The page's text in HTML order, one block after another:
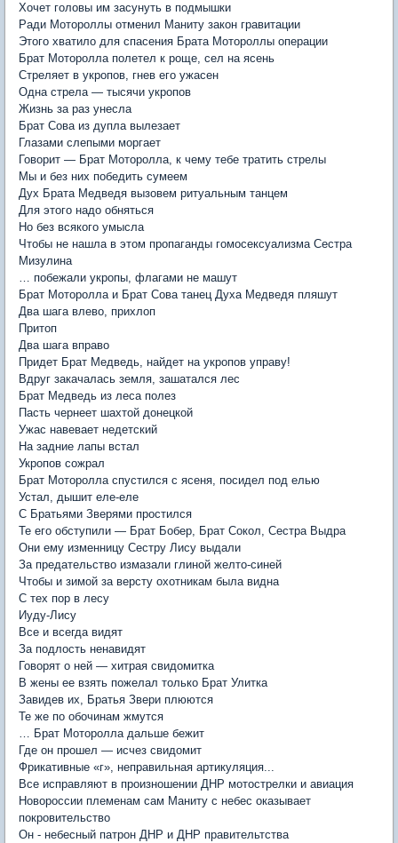
Хочет головы им засунуть в подмышки
Ради Мотороллы отменил Маниту закон гравитации
Этого хватило для спасения Брата Мотороллы операции
Брат Моторолла полетел к роще, сел на ясень
Стреляет в укропов, гнев его ужасен
Одна стрела — тысячи укропов
Жизнь за раз унесла
Брат Сова из дупла вылезает
Глазами слепыми моргает
Говорит — Брат Моторолла, к чему тебе тратить стрелы
Мы и без них победить сумеем
Дух Брата Медведя вызовем ритуальным танцем
Для этого надо обняться
Но без всякого умысла
Чтобы не нашла в этом пропаганды гомосексуализма Сестра
Мизулина
… побежали укропы, флагами не машут
Брат Моторолла и Брат Сова танец Духа Медведя пляшут
Два шага влево, прихлоп
Притоп
Два шага вправо
Придет Брат Медведь, найдет на укропов управу!
Вдруг закачалась земля, зашатался лес
Брат Медведь из леса полез
Пасть чернеет шахтой донецкой
Ужас навевает недетский
На задние лапы встал
Укропов сожрал
Брат Моторолла спустился с ясеня, посидел под елью
Устал, дышит еле-еле
С Братьями Зверями простился
Те его обступили — Брат Бобер, Брат Сокол, Сестра Выдра
Они ему изменницу Сестру Лису выдали
За предательство измазали глиной желто-синей
Чтобы и зимой за версту охотникам была видна
С тех пор в лесу
Иуду-Лису
Все и всегда видят
За подлость ненавидят
Говорят о ней — хитрая свидомитка
В жены ее взять пожелал только Брат Улитка
Завидев их, Братья Звери плюются
Те же по обочинам жмутся
… Брат Моторолла дальше бежит
Где он прошел — исчез свидомит
Фрикативные «г», неправильная артикуляция...
Все исправляют в произношении ДНР мотострелки и авиация
Новороссии племенам сам Маниту с небес оказывает
покровительство
Он - небесный патрон ДНР и ДНР правительтства